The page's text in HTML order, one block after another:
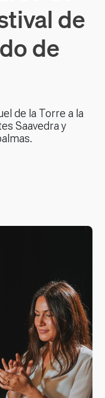
de
de
de la Torre a la
Saavedra y